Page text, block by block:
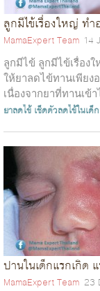
ลูกมีไข้เรื่องใหญ่ ทำ
MamaExpert Team 14
ลูกมีไข้ ลูกมีไข้เรื่องใ
ให้ยาลดไข้ทานเพียง
เนื่องจากยาที่ทานเข้
ยาลดไข้ เช็ดตัวลดไข้ในเด็ก
ปานในเด็กแรกเกิด
MamaExpert Team 23